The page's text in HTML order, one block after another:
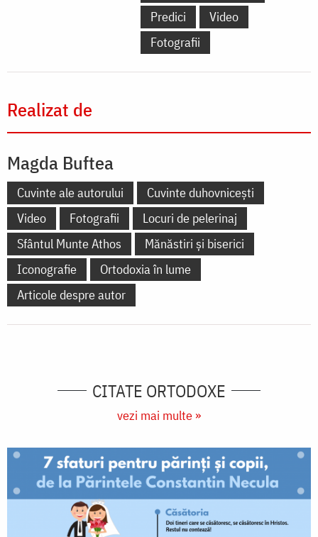
Predici
Video
Fotografii
Realizat de
Magda Buftea
Cuvinte ale autorului
Cuvinte duhovnicești
Video
Fotografii
Locuri de pelerinaj
Sfântul Munte Athos
Mănăstiri și biserici
Iconografie
Ortodoxia în lume
Articole despre autor
CITATE ORTODOXE
vezi mai multe »